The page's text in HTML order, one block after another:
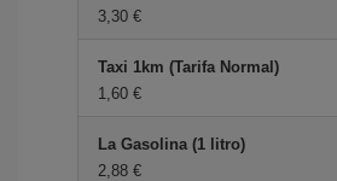
3,30 €
Taxi 1km (Tarifa Normal)
1,60 €
La Gasolina (1 litro)
2,88 €